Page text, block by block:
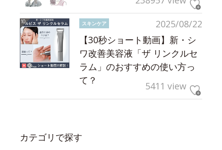
2025/08/22
スキンケア
【30秒ショート動画】新・シ
ワ改善美容液「ザ リンクルセ
ラム」のおすすめの使い方っ
て？
5411 view
カテゴリで探す